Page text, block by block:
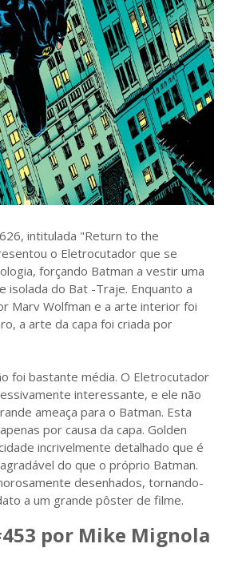
intitulada "Return to the
o Eletrocutador que se
forçando Batman a vestir uma
isolada do Bat -Traje. Enquanto a
Marv Wolfman e a arte interior foi
a arte da capa foi criada por
foi bastante média. O Eletrocutador
interessante, e ele não
ameaça para o Batman. Esta
por causa da capa. Golden
incrivelmente detalhado que é
do que o próprio Batman.
desenhados, tornando-
a um grande pôster de filme.
por Mike Mignola